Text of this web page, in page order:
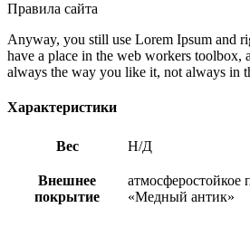
Правила сайта
Anyway, you still use Lorem Ipsum and
have a place in the web workers toolbox,
always the way you like it, not always in
Характеристики
Вес Н/Д
Внешнее
покрытие
«Медный антик»